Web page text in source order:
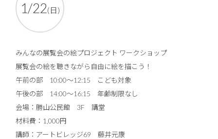
1/22(日)
みんなの展覧会の絵プロジェクト ワークショップ
展覧会の絵を聴きながら自由に絵を描こう！
午前の部 10:00～12:15 こども対象
午後の部 14:00～16:15 年齢制限なし
会場：勝山公民館 3F 講堂
材料費：1,000円
講師：アートビレッジ69 藤井元康